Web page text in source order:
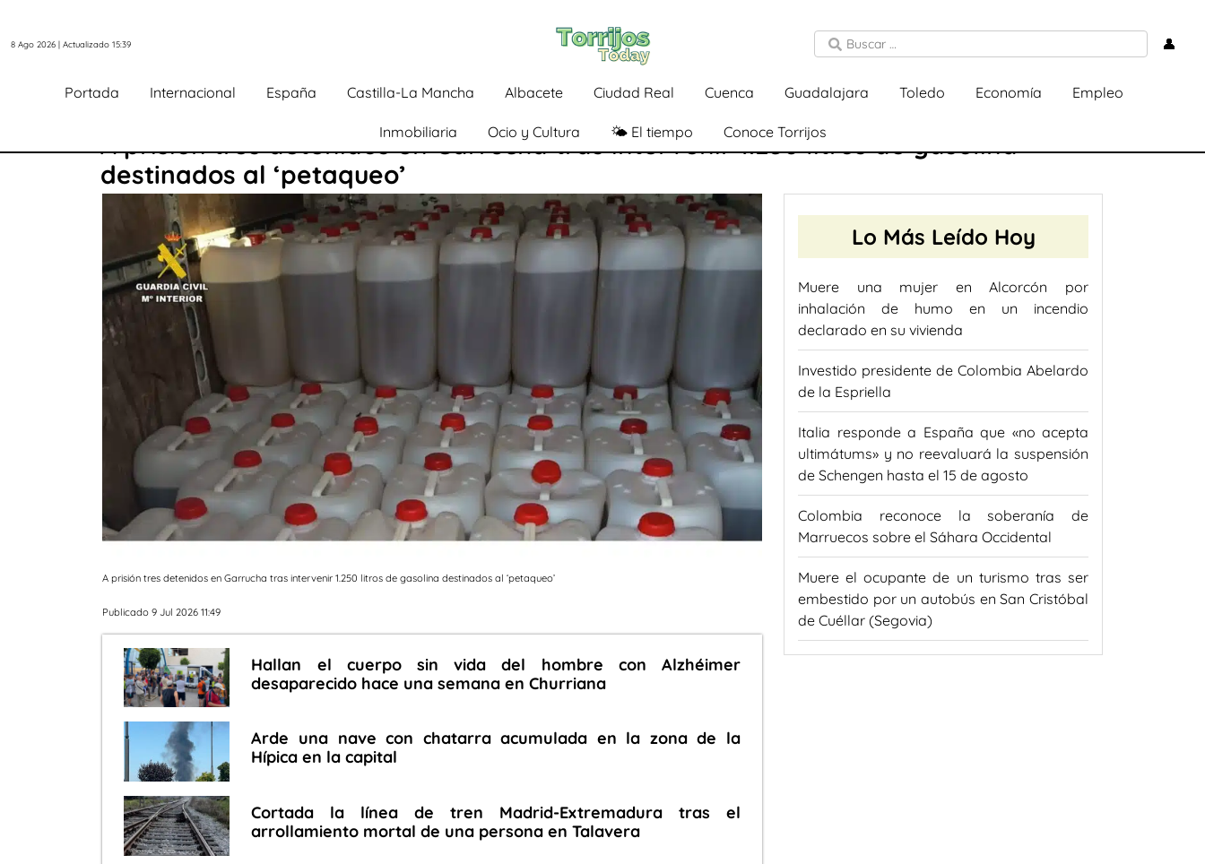
8 Ago 2026 | Actualizado 15:39 👤
Portada Internacional España Castilla-La Mancha Albacete Ciudad Real Cuenca Guadalajara Toledo Economía Empleo
Inmobiliaria Ocio y Cultura 🌤️ El tiempo Conoce Torrijos
A prisión tres detenidos en Garrucha tras intervenir 1.250 litros de gasolina
destinados al ‘petaqueo’
A prisión tres detenidos en Garrucha tras intervenir 1.250 litros de gasolina destinados al ‘petaqueo’
Publicado 9 Jul 2026 11:49
Hallan el cuerpo sin vida del hombre con Alzhéimer
desaparecido hace una semana en Churriana
Arde una nave con chatarra acumulada en la zona de la
Hípica en la capital
Cortada la línea de tren Madrid-Extremadura tras el
arrollamiento mortal de una persona en Talavera
Lo Más Leído Hoy
Muere una mujer en Alcorcón por
inhalación de humo en un incendio
declarado en su vivienda
Investido presidente de Colombia Abelardo
de la Espriella
Italia responde a España que «no acepta
ultimátums» y no reevaluará la suspensión
de Schengen hasta el 15 de agosto
Colombia reconoce la soberanía de
Marruecos sobre el Sáhara Occidental
Muere el ocupante de un turismo tras ser
embestido por un autobús en San Cristóbal
de Cuéllar (Segovia)